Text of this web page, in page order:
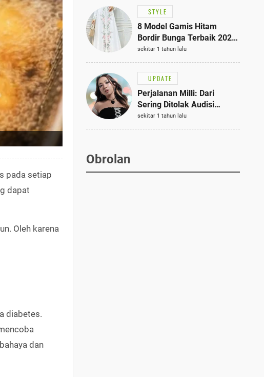
pada setiap
dapat
Oleh karena
diabetes.
dan
STYLE
8 Model Gamis Hitam
Bordir Bunga Terbaik 2025,
Stylish untuk Hangout
hingga Acara Semi-Formal
sekitar 1 tahun lalu
UPDATE
Perjalanan Milli: Dari
Sering Ditolak Audisi
hingga Menjadi Rapper Top
10 Thailand
sekitar 1 tahun lalu
Obrolan